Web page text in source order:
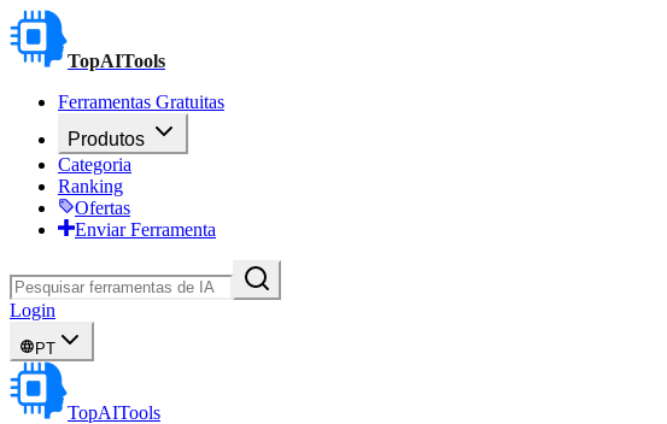
TopAITools
Ferramentas Gratuitas
Produtos
Categoria
Ranking
Ofertas
Enviar Ferramenta
Login
PT
TopAITools